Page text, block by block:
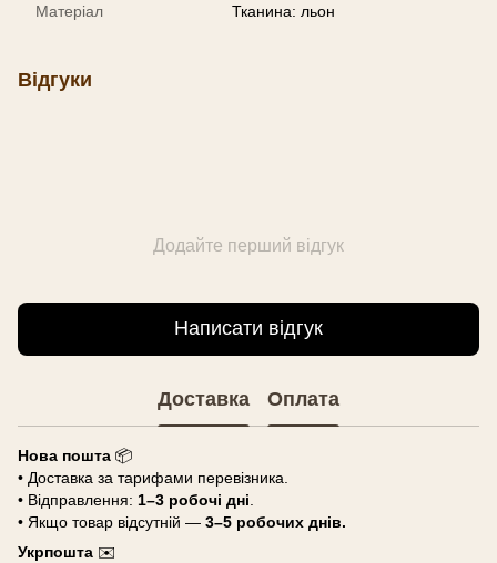
Матеріал Тканина: льон
Відгуки
Додайте перший відгук
Написати відгук
Доставка Оплата
Нова пошта 📦
• Доставка за тарифами перевізника.
• Відправлення: 1–3 робочі дні
• Якщо товар відсутній — 3–5 робочих днів.
Укрпошта ✉️